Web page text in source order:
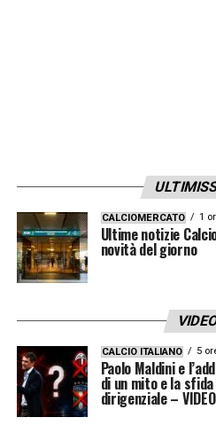
2 – Squadra maturata
Dalla notte al giorno in
saputo cambiare pelle
abbandonando l’iniziale
ultraoffensivo per
consapevole maturità. I
riconoscere i momenti
di conseguenza.
copertura della propria
CALCIOMERCATO 1
Ultime notizie
novità del giorno
CALCIO ITALIANO 5
Paolo Maldini e
di un mito e la
dirigenziale –